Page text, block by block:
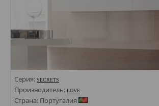
Серия: SECRETS
Производитель: LOVE
Страна: Португалия